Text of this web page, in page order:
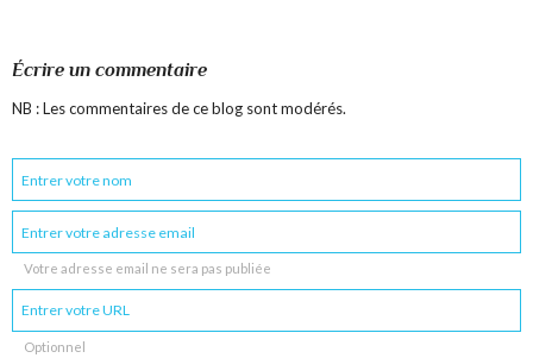
Écrire un commentaire
NB : Les commentaires de ce blog sont modérés.
Votre adresse email ne sera pas publiée
Optionnel